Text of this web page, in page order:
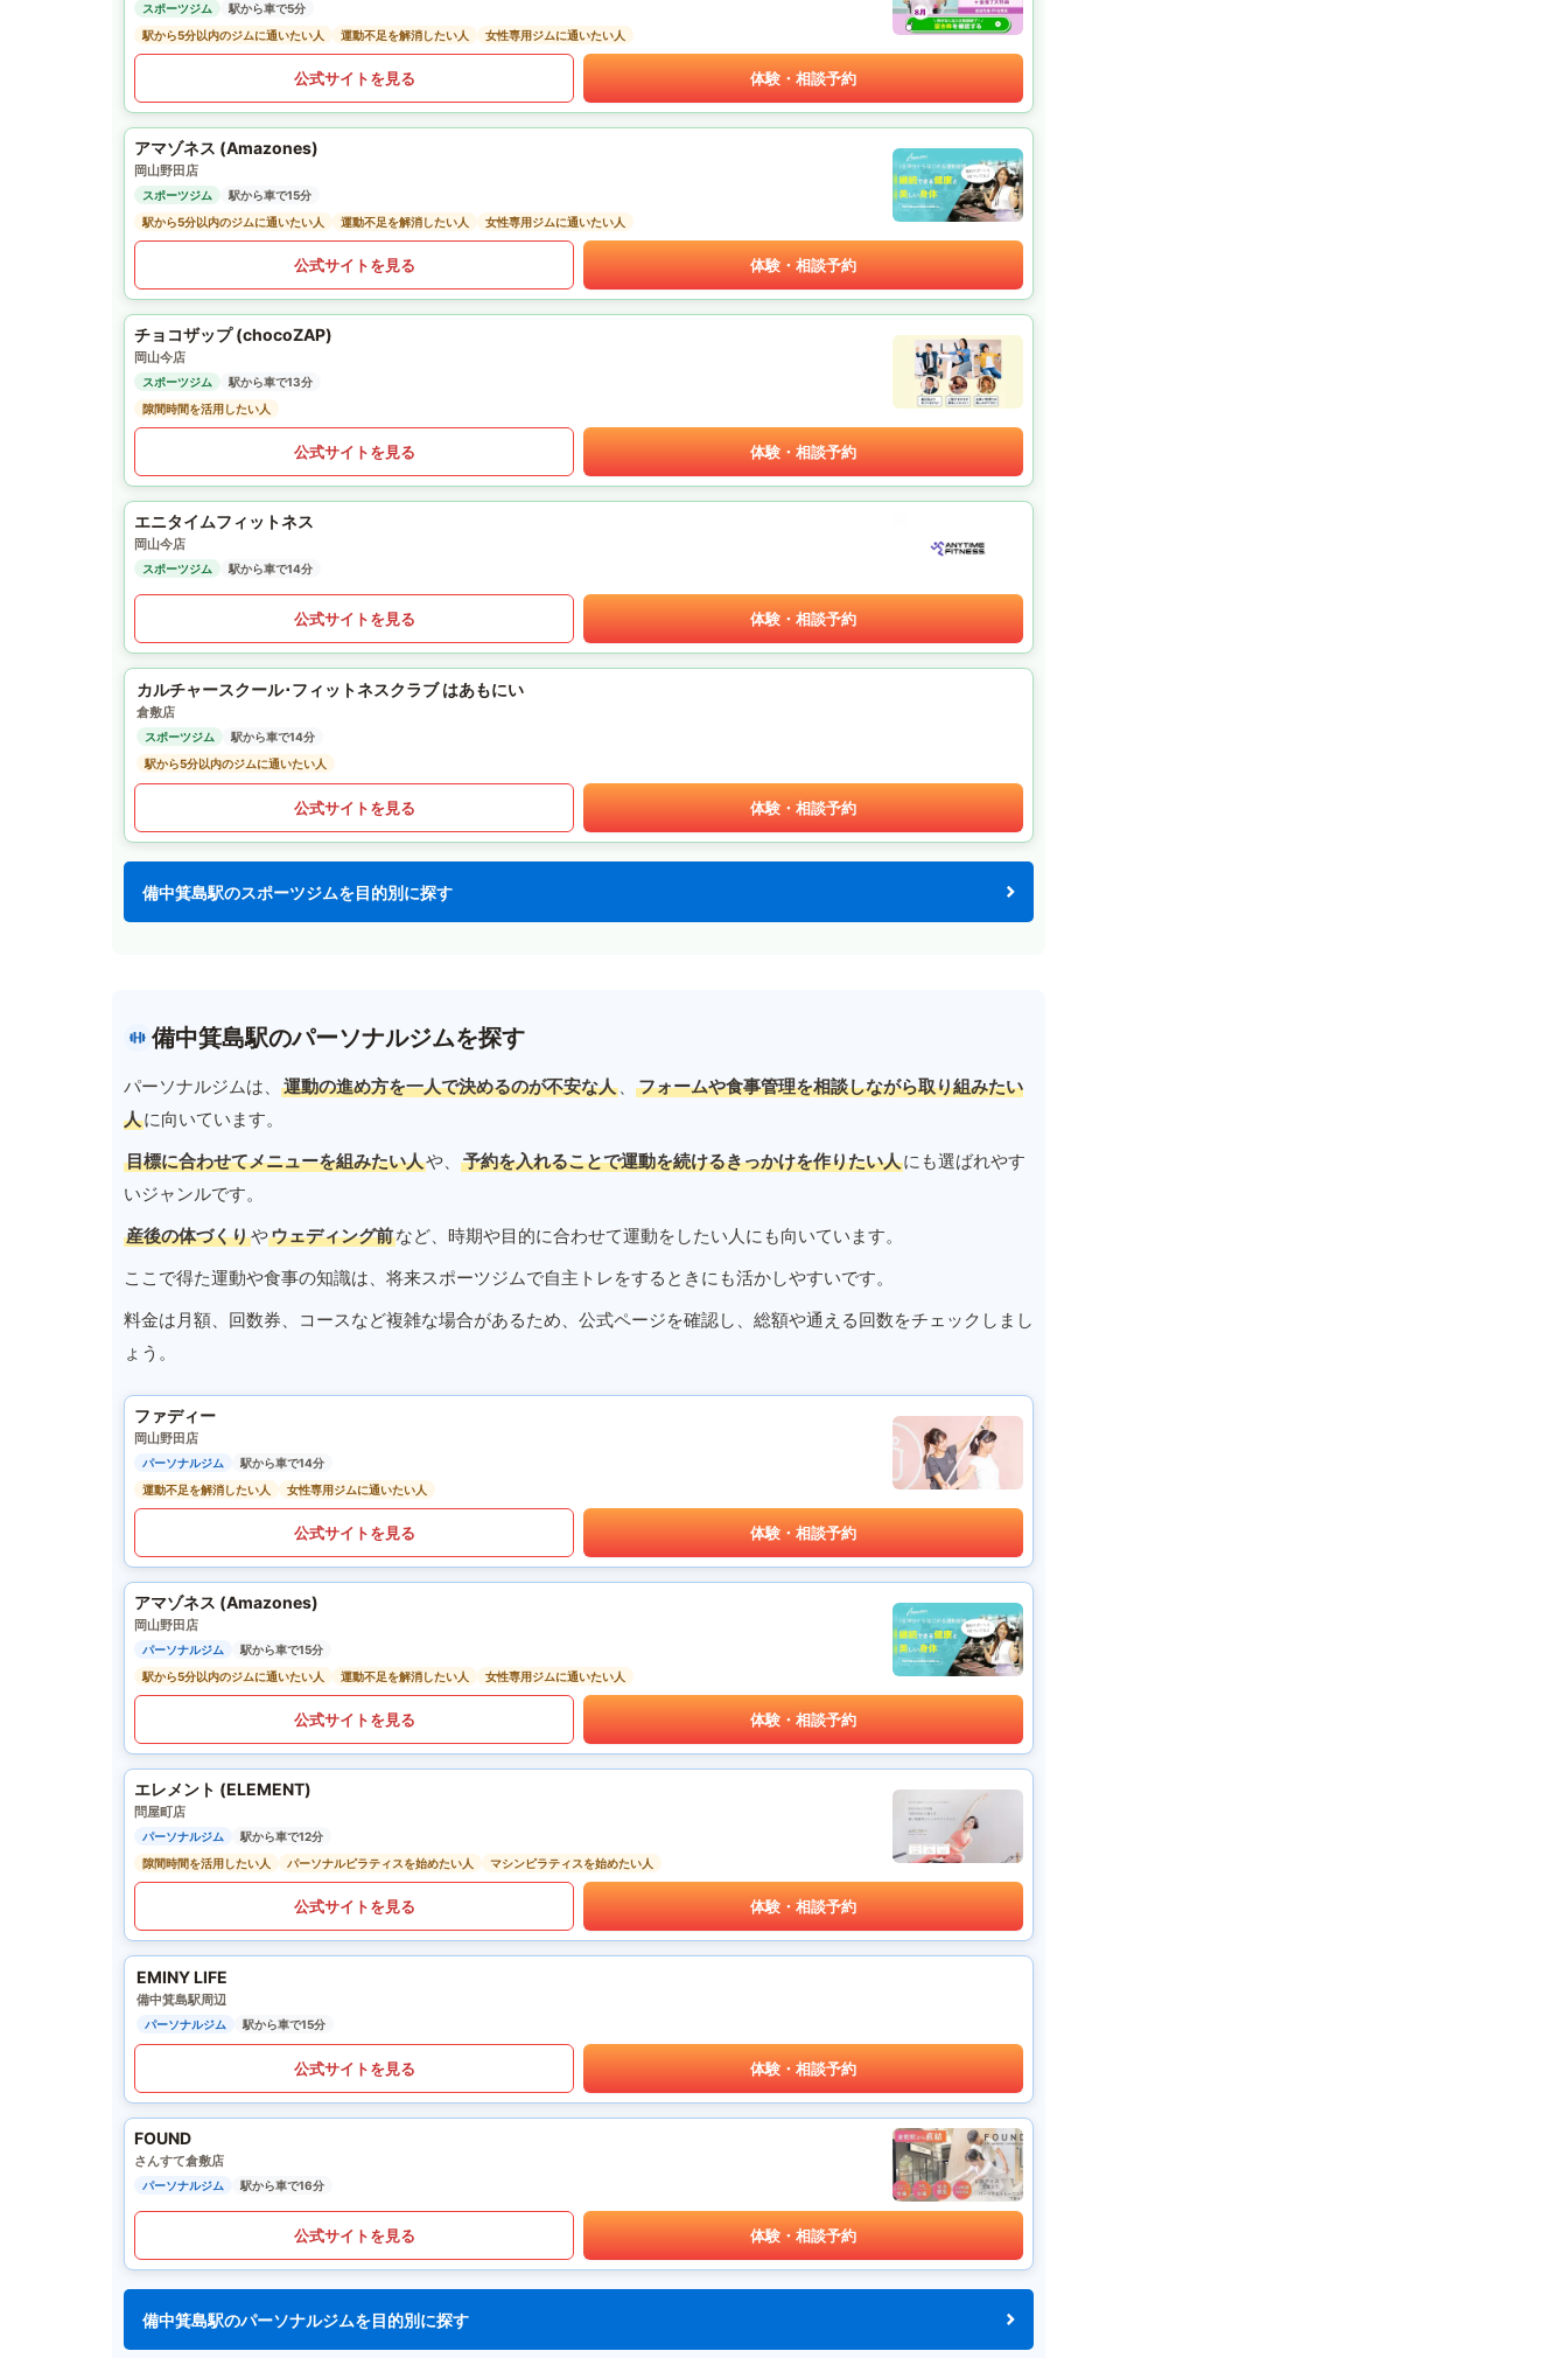
スポーツジム
駅から車で5分
駅から5分以内のジムに通いたい人
運動不足を解消したい人 女性専用ジムに通いたい人
公式サイトを見る 体験・相談予約
アマゾネス (Amazones)
岡山野田店
スポーツジム
駅から車で15分
駅から5分以内のジムに通いたい人
運動不足を解消したい人 女性専用ジムに通いたい人
公式サイトを見る 体験・相談予約
チョコザップ (chocoZAP)
岡山今店
スポーツジム
駅から車で13分
隙間時間を活用したい人
公式サイトを見る 体験・相談予約
エニタイムフィットネス
岡山今店
スポーツジム 駅から車で14分
公式サイトを見る 体験・相談予約
カルチャースクール･フィットネスクラブ はあもにい
倉敷店
スポーツジム
駅から車で14分
駅から5分以内のジムに通いたい人
公式サイトを見る 体験・相談予約
備中箕島駅のスポーツジムを目的別に探す
備中箕島駅のパーソナルジムを探す
パーソナルジムは、 運動の進め方を一人で決めるのが不安な人 、
フォームや食事管理を相談しながら取り組みたい
人に向いています。
目標に合わせてメニューを組みたい人や、 予約を入れることで運動を続けるきっかけを作りたい人にも選ばれやす
いジャンルです。
産後の体づくりやウェディング前など、時期や目的に合わせて運動をしたい人にも向いています。
ここで得た運動や食事の知識は、将来スポーツジムで自主トレをするときにも活かしやすいです。
料金は月額、回数券、コースなど複雑な場合があるため、公式ページを確認し、総額や通える回数をチェックしまし
ょう。
ファディー
岡山野田店
パーソナルジム
駅から車で14分
運動不足を解消したい人
女性専用ジムに通いたい人
公式サイトを見る 体験・相談予約
アマゾネス (Amazones)
岡山野田店
パーソナルジム
駅から車で15分
駅から5分以内のジムに通いたい人
運動不足を解消したい人 女性専用ジムに通いたい人
公式サイトを見る 体験・相談予約
エレメント (ELEMENT)
問屋町店
パーソナルジム
駅から車で12分
隙間時間を活用したい人
パーソナルピラティスを始めたい人 マシンピラティスを始めたい人
公式サイトを見る 体験・相談予約
EMINY LIFE
備中箕島駅周辺
パーソナルジム 駅から車で15分
公式サイトを見る 体験・相談予約
FOUND
さんすて倉敷店
パーソナルジム 駅から車で16分
公式サイトを見る 体験・相談予約
備中箕島駅のパーソナルジムを目的別に探す